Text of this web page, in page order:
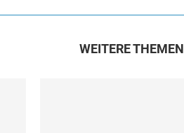
WEITERE THEMEN